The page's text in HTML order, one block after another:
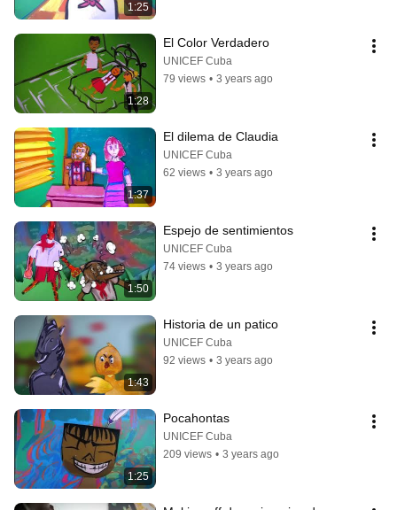
1:25
1:28
El Color Verdadero
UNICEF Cuba
79 views • 3 years ago
1:37
El dilema de Claudia
UNICEF Cuba
62 views • 3 years ago
1:50
Espejo de sentimientos
UNICEF Cuba
74 views • 3 years ago
1:43
Historia de un patico
UNICEF Cuba
92 views • 3 years ago
1:25
Pocahontas
UNICEF Cuba
209 views • 3 years ago